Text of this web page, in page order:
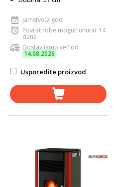
Jamstvo:2 god
Povrat robe moguć unutar 14
dana
Dostavljamo već od
14.08.2026
Usporedite proizvod